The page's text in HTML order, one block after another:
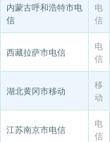
内蒙古呼和浩特市电
信
电
信
西藏拉萨市电信
电
信
湖北黄冈市移动
移
动
江苏南京市电信
电
信